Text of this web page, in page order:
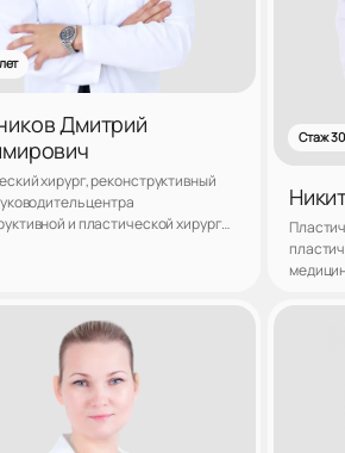
Дмитрий
хирург, реконструктивный
центра
и пластической хирургии
Стаж